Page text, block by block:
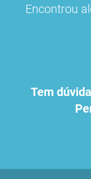
Encontrou
Tem